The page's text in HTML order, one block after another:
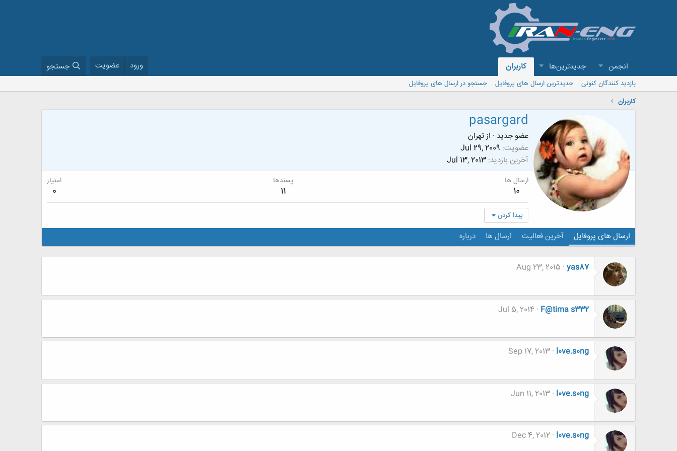
انجمن جدیدترین‌ها کاربران ورود عضویت جستجو
بازدید کنندگان کنونی جدیدترین ارسال های پروفایل
جستجو در ارسال های پروفایل
کاربران
pasargard
عضو جدید · ازتهران
عضویت Jul 29, 2009
آخرین بازدید Jul 13, 2013
ارسال ها
10
پسندها
11
امتیاز
0
پیدا کردن
ارسال های پروفایل آخرین فعالیت ارسال ها درباره
yas87
Aug 23, 2015
F@tima s332
Jul 5, 2014
l0ve.s0ng
Sep 17, 2013
l0ve.s0ng
Jun 11, 2013
l0ve.s0ng
Dec 4, 2012